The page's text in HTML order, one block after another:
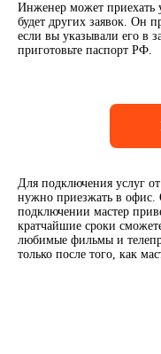
Инженер может приехать
будет других заявок. Он
если вы указывали его в
приготовьте паспорт РФ.
Для подключения услуг
нужно приезжать в офис.
подключении мастер
кратчайшие сроки
любимые фильмы и
только после того, как